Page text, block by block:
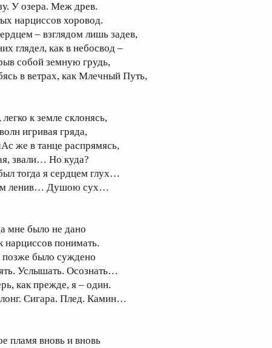
У озера. Меж древ.
нарциссов хоровод.
– взглядом лишь задев,
глядел, как в небосвод –
собой земную грудь,
в ветрах, как Млечный Путь,
к земле склонясь,
игривая гряда,
же в танце распрямясь,
звали… Но куда?
тогда я сердцем глух…
ленив… Душою сух…
мне было не дано
нарциссов понимать.
было суждено
Услышать. Осознать…
как прежде, я – один.
Сигара. Плед. Камин…
пламя вновь и вновь